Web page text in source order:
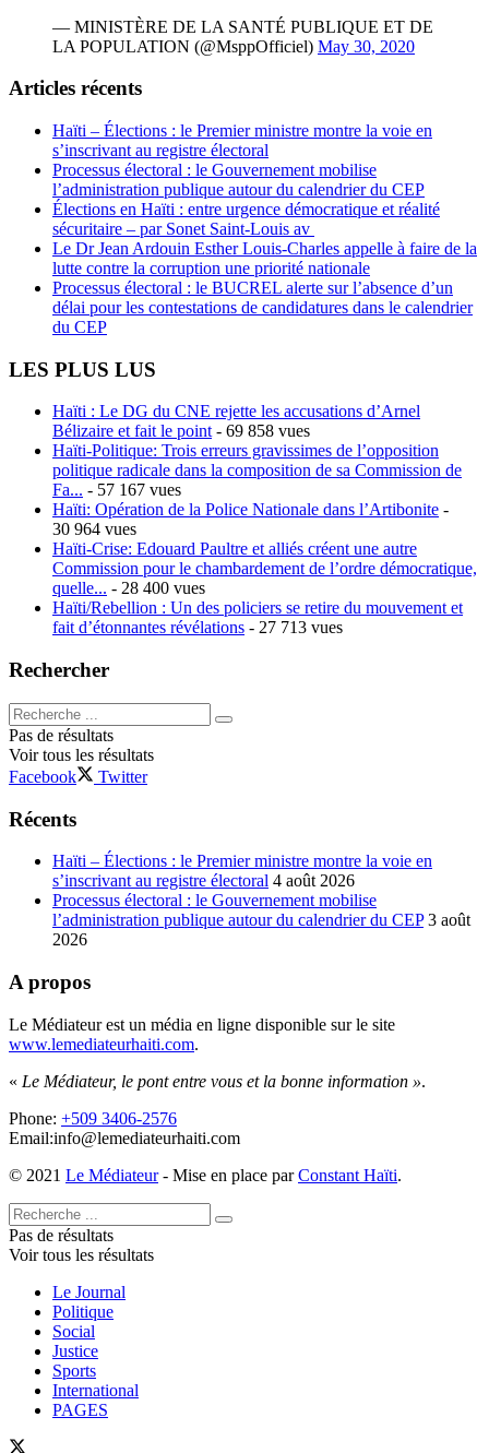
— MINISTÈRE DE LA SANTÉ PUBLIQUE ET DE
LA POPULATION (@MsppOfficiel) May 30, 2020
Articles récents
Haïti – Élections : le Premier ministre montre la voie en
s’inscrivant au registre électoral
Processus électoral : le Gouvernement mobilise
l’administration publique autour du calendrier du CEP
Élections en Haïti : entre urgence démocratique et réalité
sécuritaire – par Sonet Saint-Louis av
Le Dr Jean Ardouin Esther Louis-Charles appelle à faire de la
lutte contre la corruption une priorité nationale
Processus électoral : le BUCREL alerte sur l’absence d’un
délai pour les contestations de candidatures dans le calendrier
du CEP
LES PLUS LUS
Haïti : Le DG du CNE rejette les accusations d’Arnel
Bélizaire et fait le point - 69 858 vues
Haïti-Politique: Trois erreurs gravissimes de l’opposition
politique radicale dans la composition de sa Commission de
Fa... - 57 167 vues
Haïti: Opération de la Police Nationale dans l’Artibonite -
30 964 vues
Haïti-Crise: Edouard Paultre et alliés créent une autre
Commission pour le chambardement de l’ordre démocratique,
quelle... - 28 400 vues
Haïti/Rebellion : Un des policiers se retire du mouvement et
fait d’étonnantes révélations - 27 713 vues
Rechercher
Pas de résultats
Voir tous les résultats
Facebook
Twitter
Récents
Haïti – Élections : le Premier ministre montre la voie en
s’inscrivant au registre électoral 4 août 2026
Processus électoral : le Gouvernement mobilise
l’administration publique autour du calendrier du CEP 3 août
2026
A propos
Le Médiateur est un média en ligne disponible sur le site
www.lemediateurhaiti.com.
« Le Médiateur, le pont entre vous et la bonne information ».
Phone: +509 3406-2576
Email:info@lemediateurhaiti.com
© 2021 Le Médiateur- Mise en place parConstant Haïti.
Pas de résultats
Voir tous les résultats
Le Journal
Politique
Social
Justice
Sports
International
PAGES